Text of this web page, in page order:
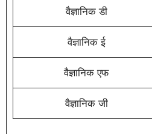
वैज्ञानिक डी
वैज्ञानिक ई
वैज्ञानिक एफ
वैज्ञानिक जी